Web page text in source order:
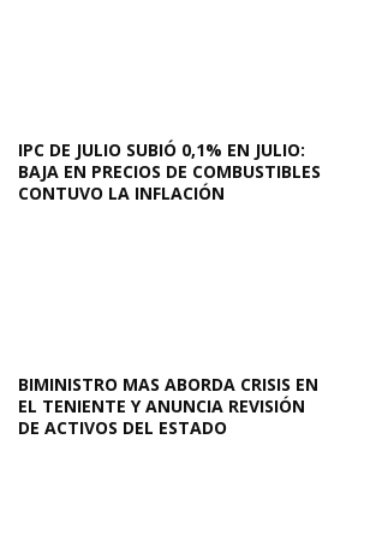
IPC DE JULIO SUBIÓ 0,1% EN JULIO:
BAJA EN PRECIOS DE COMBUSTIBLES
CONTUVO LA INFLACIÓN
BIMINISTRO MAS ABORDA CRISIS EN
EL TENIENTE Y ANUNCIA REVISIÓN
DE ACTIVOS DEL ESTADO